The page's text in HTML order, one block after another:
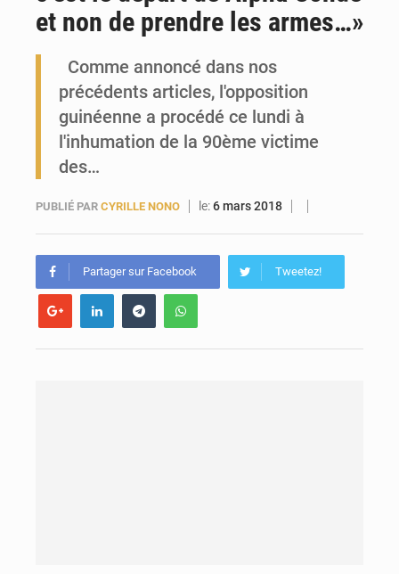
Guinée : Conakry explore un partenariat avec le groupe égyptien The Arab Contractors pour accélérer ses grands projets
et non de prendre les armes…»
Comme annoncé dans nos
précédents articles, l'opposition
guinéenne a procédé ce lundi à
l'inhumation de la 90ème victime
des…
PUBLIÉ PAR CYRILLE NONO le:6 mars 2018
Partager sur Facebook Tweetez!